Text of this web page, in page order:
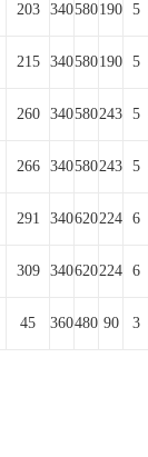
203 340580190 5
215 340580190 5
260 340580243 5
266 340580243 5
291 340620224 6
309 340620224 6
45 360480 90 3